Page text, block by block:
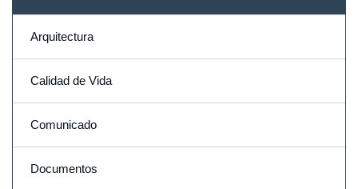
Arquitectura
Calidad de Vida
Comunicado
Documentos